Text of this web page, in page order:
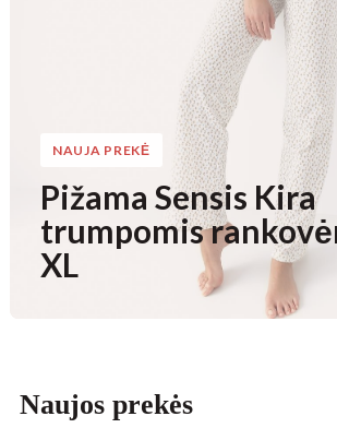
NAUJA PREKĖ
Pižama Sensis Kira
trumpomis
XL
Naujos prekės